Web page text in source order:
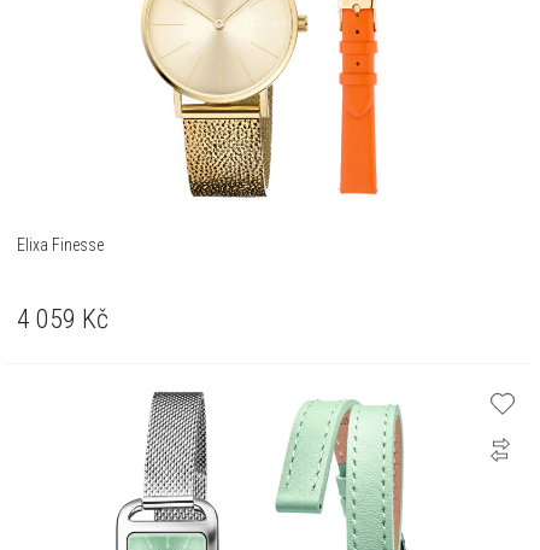
Elixa Finesse
4 059 Kč